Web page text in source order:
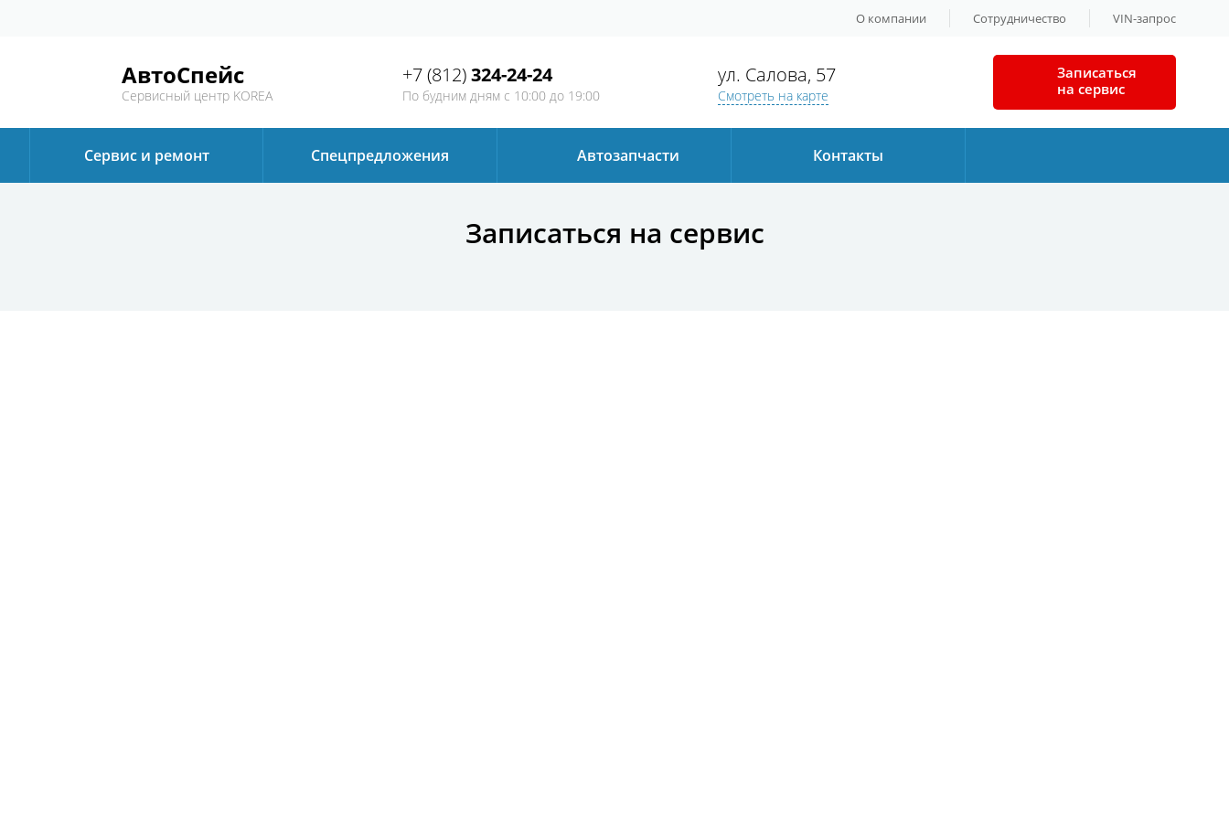
О компании Сотрудничество VIN-запрос
АвтоСпейс
Сервисный центр KOREA
+7 (812)324-24-24
По будним днямс 10:00 до 19:00
ул. Салова, 57
Смотреть на карте
Записаться
на сервис
Сервис и ремонт Спецпредложения Автозапчаcти Контакты
Записаться на сервис